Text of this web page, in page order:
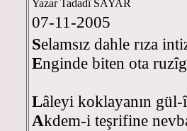
Yazar Tadadî SAYAR
07-11-2005
Selamsız dahle rıza
Enginde biten ota
Lâleyi koklayanın
Akdem-i teşrifine